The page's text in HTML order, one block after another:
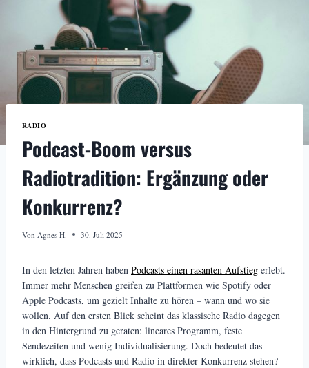
RADIO
Podcast-Boom versus
Radiotradition: Ergänzung oder
Konkurrenz?
Von Agnes H. 30. Juli 2025
In den letzten Jahren haben Podcasts einen rasanten Aufstieg erlebt.
Immer mehr Menschen greifen zu Plattformen wie Spotify oder
Apple Podcasts, um gezielt Inhalte zu hören – wann und wo sie
wollen. Auf den ersten Blick scheint das klassische Radio dagegen
in den Hintergrund zu geraten: lineares Programm, feste
Sendezeiten und wenig Individualisierung. Doch bedeutet das
wirklich, dass Podcasts und Radio in direkter Konkurrenz stehen?